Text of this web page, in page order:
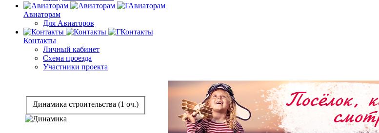
Авиаторам
Для Авиаторов
Контакты
Личный кабинет
Схема проезда
Участники проекта
Динамика строительства (1 оч.)